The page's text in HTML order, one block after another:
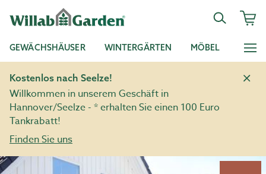
GEWÄCHSHÄUSER WINTERGÄRTEN MÖBEL
Kostenlos nach Seelze!
Willkommen in unserem Geschäft in
Hannover/Seelze - * erhalten Sie einen 100 Euro
Tankrabatt!
Finden Sie uns